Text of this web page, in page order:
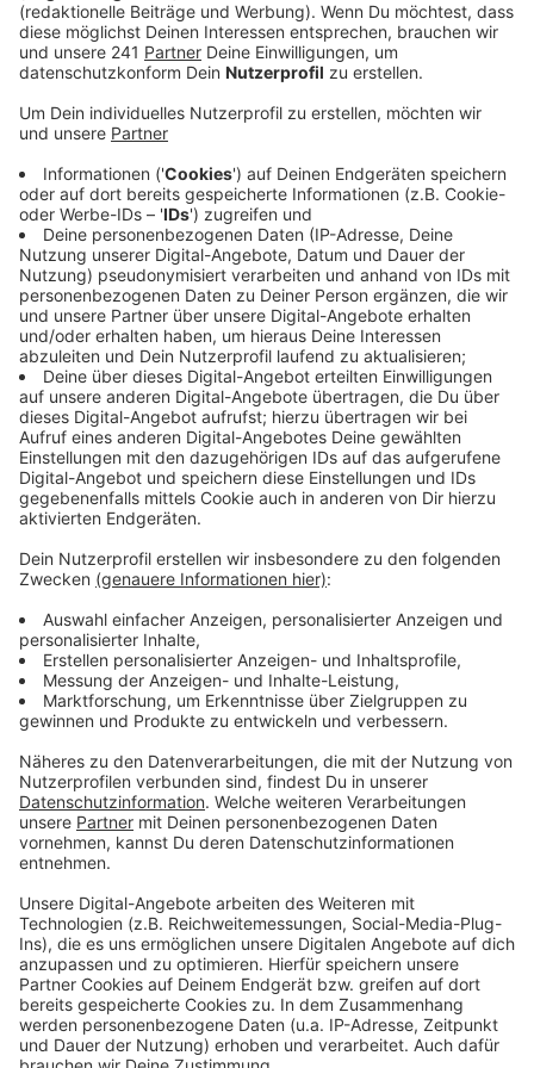
Anzeige
Doch die vorhandenen Möglichkeiten würden kaum
genutzt, kritisiert der Verband. Er verweist auf die
entsprechenden Gesetze und Verordnungen. Durch die
industrielle Nutzung in den vergangenen Jahrhunderten
seien in der Nordeifel teils noch Wehranlagen
vorhanden und nutzbar, sagt Hubert Verbeek vom
Landesverband Erneuerbare Energien im Radio
Euskirchen Interview:
"Man brauch sich nur noch einmal
vergegenwärtigen, dass sämtliche vorindustrielle
Produktion, die seinerzeit in der Nordeifel
vorhanden war, fast ausschließlich auf der
Wasserkraft beruht hat. Ich denke da vor allem
an die Eisenindustrie, Metallverhüttung oder
Sägewerken."
Nutzen aus der Wasserkraft zieht bisher vor allem der
Wasserverband Eifel Rur. Alle seine Talsperren
verfügen über Wasserkraftwerke, mit denen Strom
produziert wird. So unter anderem die Rurtalsperre,
Urfttalsperre und Oleftalsperre.
Anzeige
Anzeige